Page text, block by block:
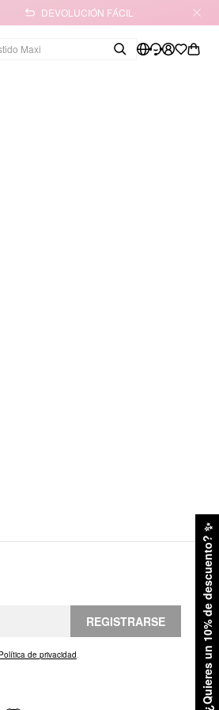
DEVOLUCIÓN FÁCIL
¿Quieres un 10% de descuento?
✨
REGISTRARSE
Política de privacidad.